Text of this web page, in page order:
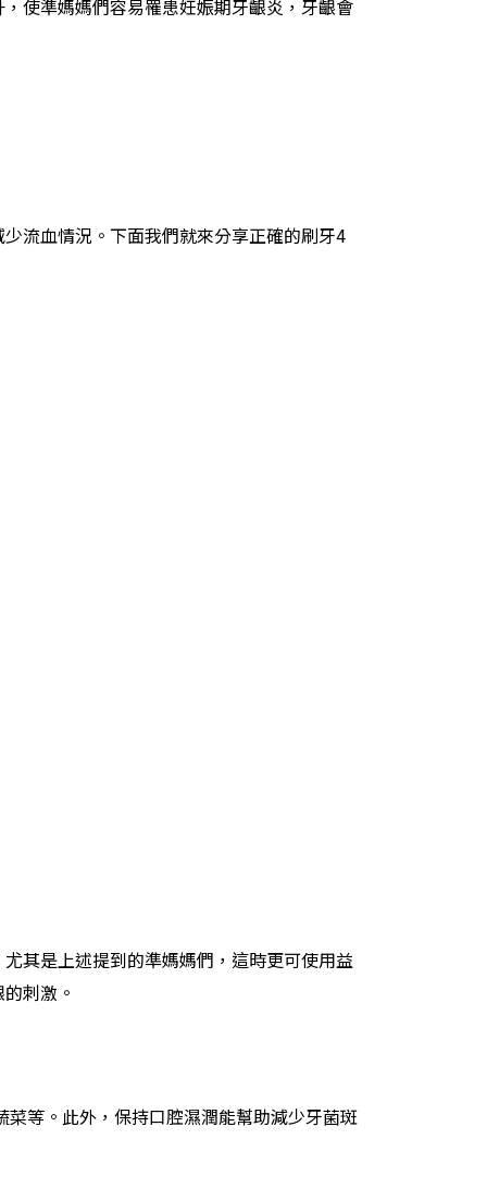
使準媽媽們容易罹患妊娠期牙齦炎，牙齦會
流血情況。下面我們就來分享正確的刷牙4
其是上述提到的準媽媽們，這時更可使用益
刺激。
等。此外，保持口腔濕潤能幫助減少牙菌斑